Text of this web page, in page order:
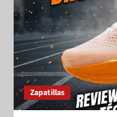
Zapatillas